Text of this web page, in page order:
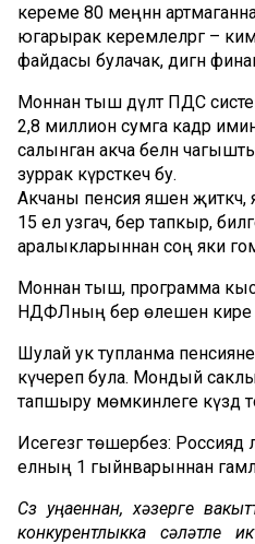
кереме 80 меңнән
югарырак керемлеләргә –
файдасы булачак, дигән
Моннан тыш дәүләт ПДС
2,8 миллион сумга кадәр
салынган акча белән
зуррак күрсәткеч бу.
Акчаны пенсия яшенә җиткәч,
15 ел узгач, бер тапкыр,
аралыкларыннан соң яки
Моннан тыш, программа
НДФЛның бер өлешен кире
Шулай ук тупланма
күчереп була. Мондый
тапшыру мөмкинлеге күздә
Исегезгә төшерәбез:
елның 1 гыйнварыннан
Сүз уңаеннан, хәзерге
конкурентлыкка сәләтле